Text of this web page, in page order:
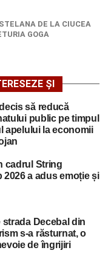
DE LA CIUCEA
GOGA
ȘI
să reducă
public pe timpul
apelului la economii
cadrul String
a adus emoție și
Decebal din
s-a răsturnat, o
de îngrijiri